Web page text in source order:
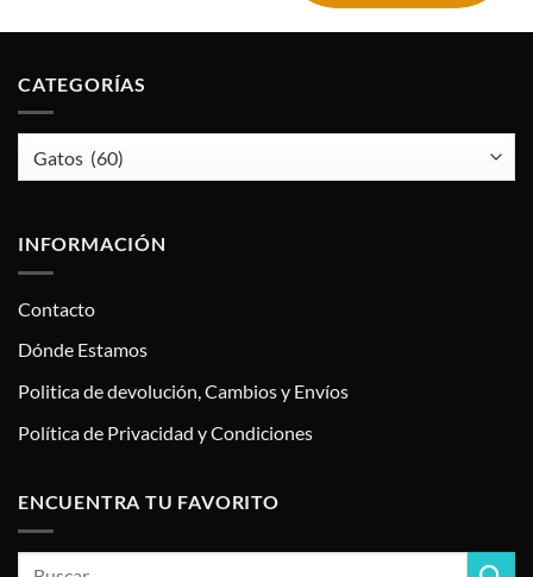
CATEGORÍAS
INFORMACIÓN
Contacto
Dónde Estamos
Politica de devolución, Cambios y Envíos
Política de Privacidad y Condiciones
ENCUENTRA TU FAVORITO